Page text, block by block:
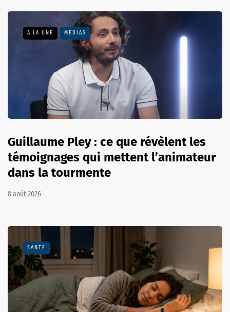
A LA UNE MÉDIAS
Guillaume Pley : ce que révèlent les
témoignages qui mettent l’animateur
dans la tourmente
8 août 2026
SANTÉ